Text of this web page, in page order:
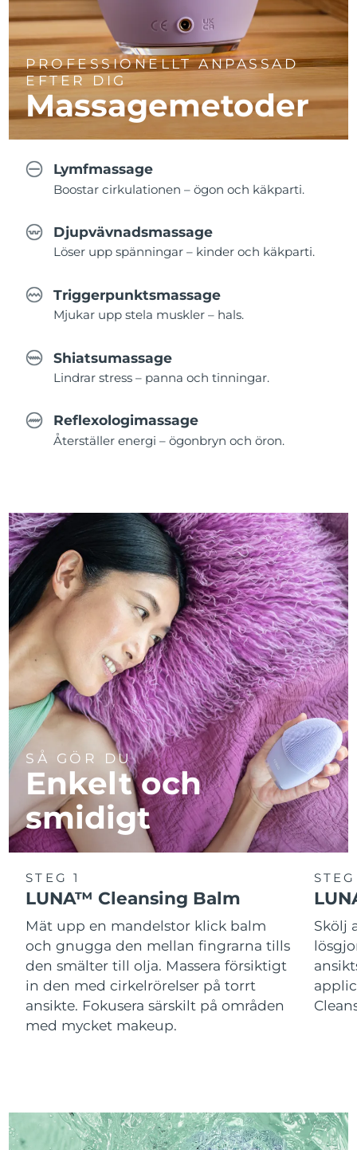
PROFESSIONELLT ANPASSAD
EFTER DIG
Massagemetoder
Lymfmassage
Boostar cirkulationen – ögon och käkparti.
Djupvävnadsmassage
Löser upp spänningar – kinder och käkparti.
Triggerpunktsmassage
Mjukar upp stela muskler – hals.
Shiatsumassage
Lindrar stress – panna och tinningar.
Reflexologimassage
Återställer energi – ögonbryn och öron.
SÅ GÖR DU
Enkelt och
smidigt
STEG 1
LUNA™ Cleansing Balm
Mät upp en mandelstor klick balm
och gnugga den mellan fingrarna tills
den smälter till olja. Massera försiktigt
in den med cirkelrörelser på torrt
ansikte. Fokusera särskilt på områden
med mycket makeup.
Skölj